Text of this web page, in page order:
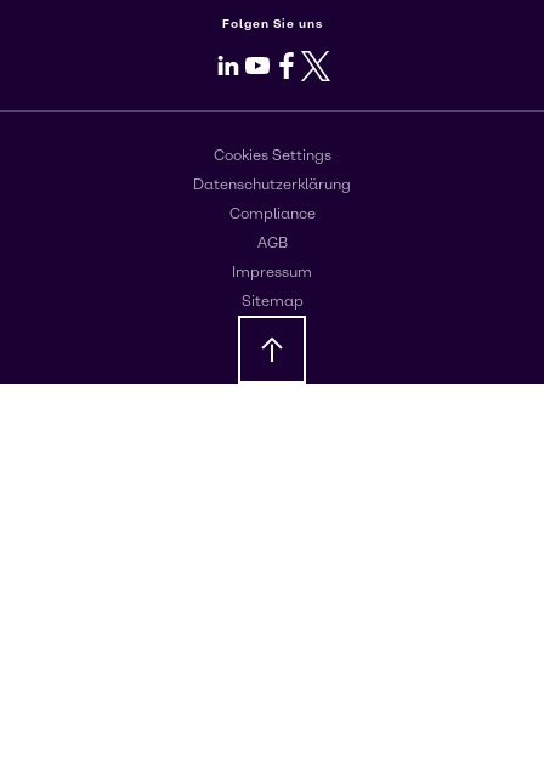
Folgen Sie uns
LinkedIn
Youtube
Facebook
X
Cookies Settings
Datenschutzerklärung
Compliance
AGB
Impressum
Sitemap